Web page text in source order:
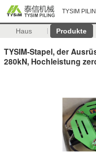
TYSIM
Haus Produkte
TYSIM-Stapel, der
280kN, Hochleistung